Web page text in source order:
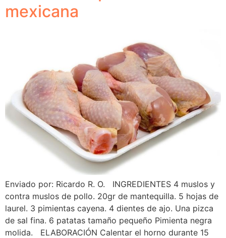
mexicana
Enviado por: Ricardo R. O. INGREDIENTES 4 muslos y
contra muslos de pollo. 20gr de mantequilla. 5 hojas de
laurel. 3 pimientas cayena. 4 dientes de ajo. Una pizca
de sal fina. 6 patatas tamaño pequeño Pimienta negra
molida. ELABORACIÓN Calentar el horno durante 15